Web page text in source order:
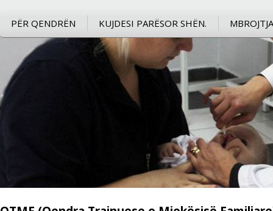
PËR QENDRËN KUJDESI PARËSOR SHËN.